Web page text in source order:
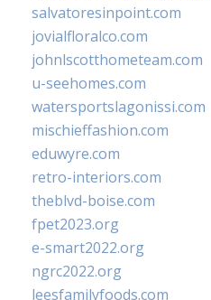
salvatoresinpoint.com
jovialfloralco.com
johnlscotthometeam.com
u-seehomes.com
watersportslagonissi.com
mischieffashion.com
eduwyre.com
retro-interiors.com
theblvd-boise.com
fpet2023.org
e-smart2022.org
ngrc2022.org
leesfamilyfoods.com